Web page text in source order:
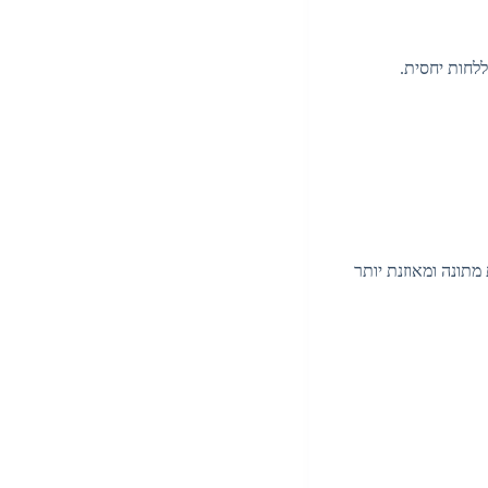
יחסית.
ומאוזנת יותר